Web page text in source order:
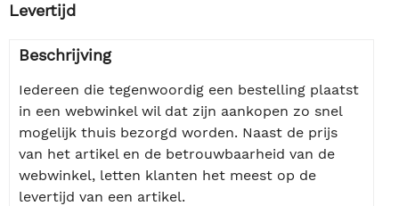
Levertijd
Beschrijving
Iedereen die tegenwoordig een bestelling plaatst
in een webwinkel wil dat zijn aankopen zo snel
mogelijk thuis bezorgd worden. Naast de prijs
van het artikel en de betrouwbaarheid van de
webwinkel, letten klanten het meest op de
levertijd van een artikel.